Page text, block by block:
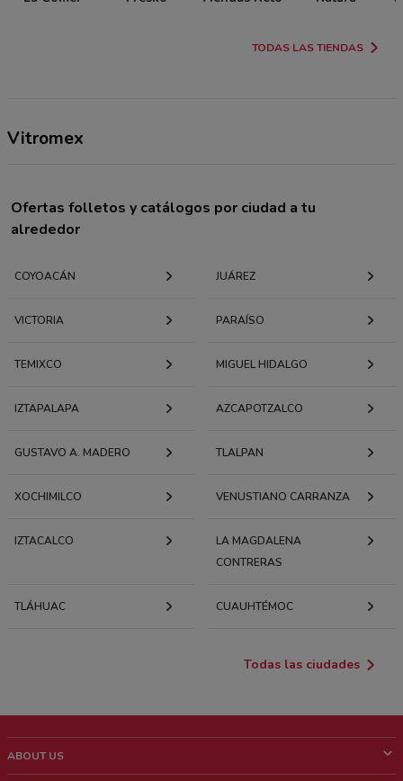
TODAS LAS TIENDAS
Vitromex
Ofertas folletos y catálogos por ciudad a tu
alrededor
COYOACÁN JUÁREZ
VICTORIA PARAÍSO
TEMIXCO MIGUEL HIDALGO
IZTAPALAPA AZCAPOTZALCO
GUSTAVO A. MADERO TLALPAN
XOCHIMILCO VENUSTIANO CARRANZA
IZTACALCO
LA MAGDALENA
CONTRERAS
TLÁHUAC CUAUHTÉMOC
Todas las ciudades
ABOUT US